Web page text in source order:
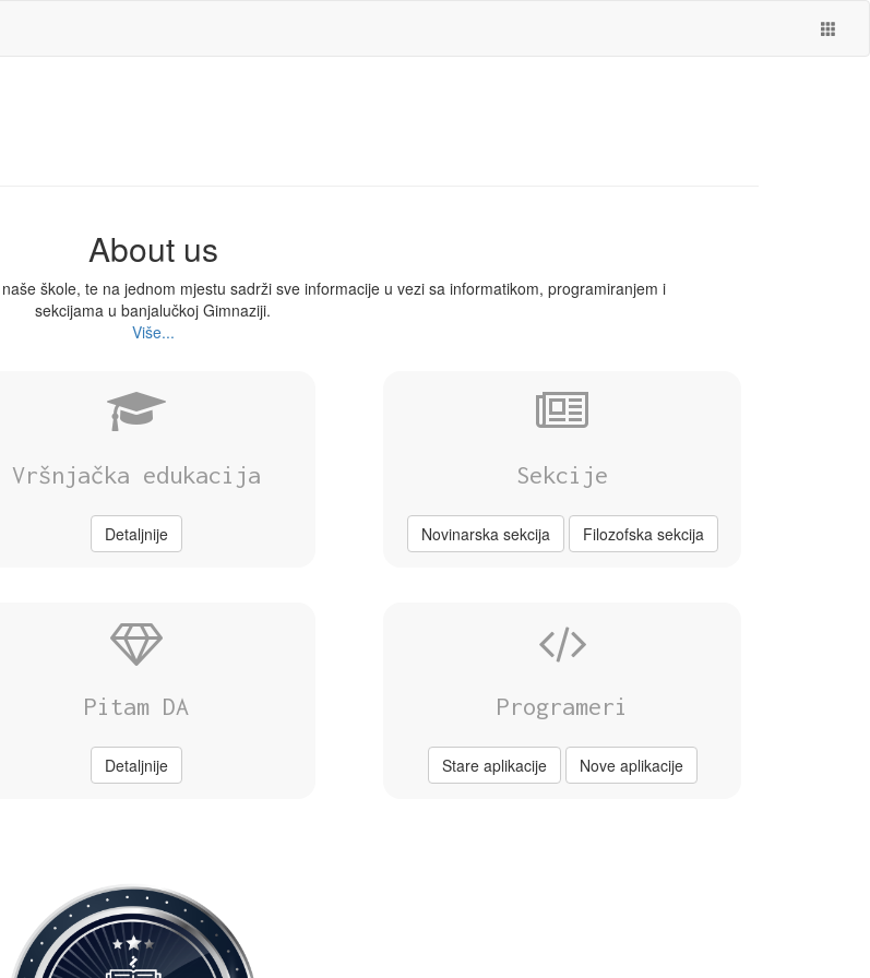
About us
škole, te na jednom mjestu sadrži sve informacije u vezi sa informatikom, programiranjem i
sekcijama u banjalučkoj Gimnaziji.
Više...
Vršnjačka edukacija
Detaljnije
Sekcije
Novinarska sekcija Filozofska sekcija
Pitam DA
Detaljnije
Programeri
Stare aplikacije Nove aplikacije